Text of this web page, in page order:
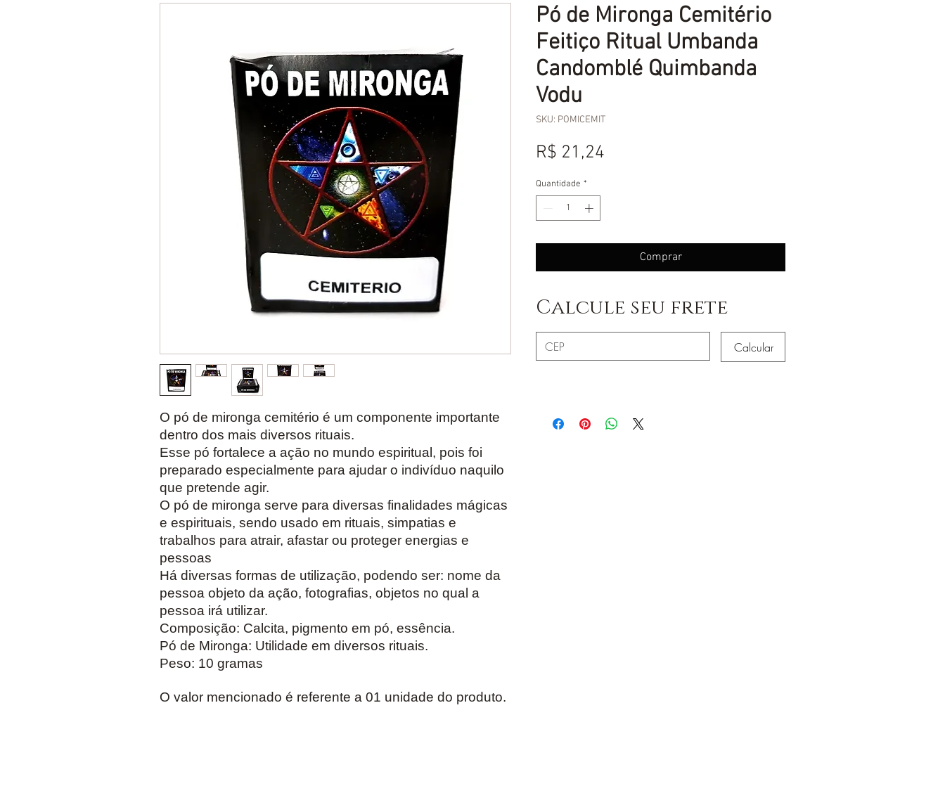
O pó de mironga cemitério é um componente importante
dentro dos mais diversos rituais.
Esse pó fortalece a ação no mundo espiritual, pois foi
preparado especialmente para ajudar o indivíduo naquilo
que pretende agir.
O pó de mironga serve para diversas finalidades mágicas
e espirituais, sendo usado em rituais, simpatias e
trabalhos para atrair, afastar ou proteger energias e
pessoas
Há diversas formas de utilização, podendo ser: nome da
pessoa objeto da ação, fotografias, objetos no qual a
pessoa irá utilizar.
Composição: Calcita, pigmento em pó, essência.
Pó de Mironga: Utilidade em diversos rituais.
Peso: 10 gramas
O valor mencionado é referente a 01 unidade do produto.
Pó de Mironga Cemitério
Feitiço Ritual Umbanda
Candomblé Quimbanda
Vodu
SKU: POMICEMIT
R$ 21,24
Quantidade *
Comprar
Calcule seu frete
Calcular